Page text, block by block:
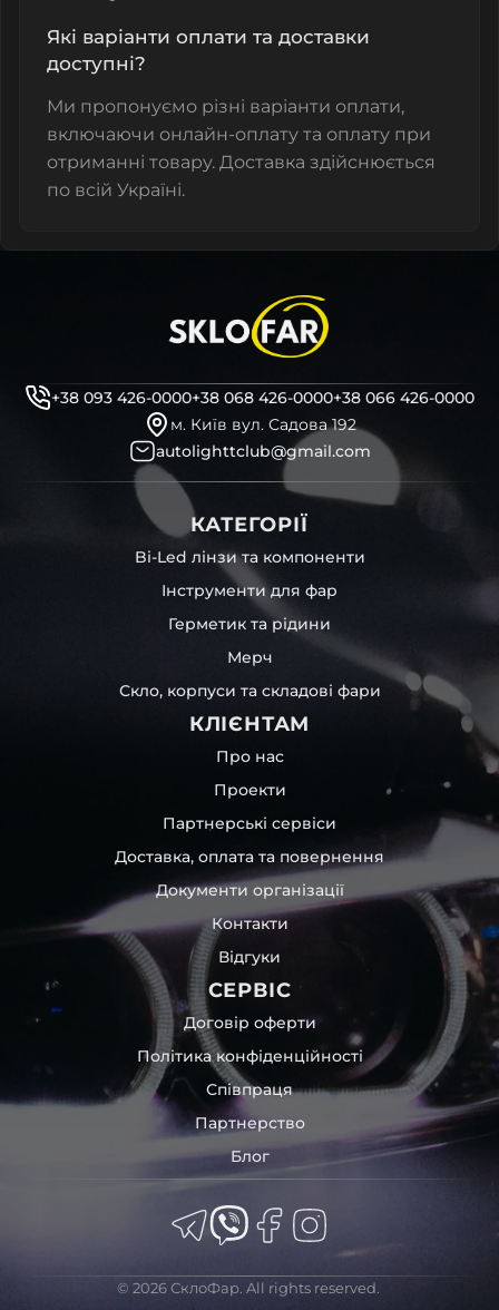
Які варіанти оплати та доставки
доступні?
Ми пропонуємо різні варіанти оплати,
включаючи онлайн-оплату та оплату при
отриманні товару. Доставка здійснюється
по всій Україні.
+38 093 426-0000+38 068 426-0000+38 066 426-0000
м. Київ вул. Садова 192
autolighttclub@gmail.com
КАТЕГОРІЇ
Bi-Led лінзи та компоненти
Інструменти для фар
Герметик та рідини
Мерч
Скло, корпуси та складові фари
КЛІЄНТАМ
Про нас
Проекти
Партнерські сервіси
Доставка, оплата та повернення
Документи організації
Контакти
Відгуки
СЕРВІС
Договір оферти
Політика конфіденційності
Співпраця
Партнерство
Блог
© 2026 СклоФар. All rights reserved.